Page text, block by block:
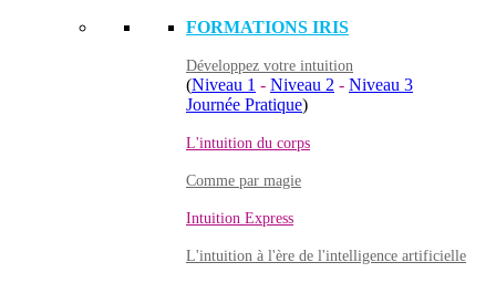
FORMATIONS IRIS
Développez votre intuition
(Niveau 1 - Niveau 2 - Niveau 3
Journée Pratique)
L'intuition du corps
Comme par magie
Intuition Express
L'intuition à l'ère de l'intelligence artificielle